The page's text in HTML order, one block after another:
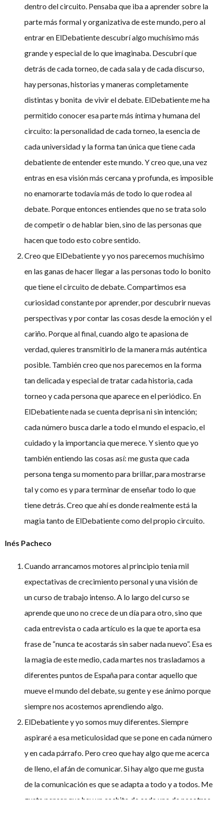
dentro del circuito. Pensaba que iba a aprender sobre la
parte más formal y organizativa de este mundo, pero al
entrar en ElDebatiente descubrí algo muchísimo más
grande y especial de lo que imaginaba. Descubrí que
detrás de cada torneo, de cada sala y de cada discurso,
hay personas, historias y maneras completamente
distintas y bonita de vivir el debate. ElDebatiente me ha
permitido conocer esa parte más íntima y humana del
circuito: la personalidad de cada torneo, la esencia de
cada universidad y la forma tan única que tiene cada
debatiente de entender este mundo. Y creo que, una vez
entras en esa visión más cercana y profunda, es imposible
no enamorarte todavía más de todo lo que rodea al
debate. Porque entonces entiendes que no se trata solo
de competir o de hablar bien, sino de las personas que
hacen que todo esto cobre sentido.
Creo que ElDebatiente y yo nos parecemos muchísimo
en las ganas de hacer llegar a las personas todo lo bonito
que tiene el circuito de debate. Compartimos esa
curiosidad constante por aprender, por descubrir nuevas
perspectivas y por contar las cosas desde la emoción y el
cariño. Porque al final, cuando algo te apasiona de
verdad, quieres transmitirlo de la manera más auténtica
posible. También creo que nos parecemos en la forma
tan delicada y especial de tratar cada historia, cada
torneo y cada persona que aparece en el periódico. En
ElDebatiente nada se cuenta deprisa ni sin intención;
cada número busca darle a todo el mundo el espacio, el
cuidado y la importancia que merece. Y siento que yo
también entiendo las cosas así: me gusta que cada
persona tenga su momento para brillar, para mostrarse
tal y como es y para terminar de enseñar todo lo que
tiene detrás. Creo que ahí es donde realmente está la
magia tanto de ElDebatiente como del propio circuito.
Inés Pacheco
Cuando arrancamos motores al principio tenia mil
expectativas de crecimiento personal y una visión de
un curso de trabajo intenso. A lo largo del curso se
aprende que uno no crece de un día para otro, sino que
cada entrevista o cada artículo es la que te aporta esa
frase de “nunca te acostarás sin saber nada nuevo”. Esa es
la magia de este medio, cada martes nos trasladamos a
diferentes puntos de España para contar aquello que
mueve el mundo del debate, su gente y ese ánimo porque
siempre nos acostemos aprendiendo algo.
ElDebatiente y yo somos muy diferentes. Siempre
aspiraré a esa meticulosidad que se pone en cada número
y en cada párrafo. Pero creo que hay algo que me acerca
de lleno, el afán de comunicar. Si hay algo que me gusta
de la comunicación es que se adapta a todo y a todos. Me
gusta pensar que hay un cachito de cada uno de nosotros